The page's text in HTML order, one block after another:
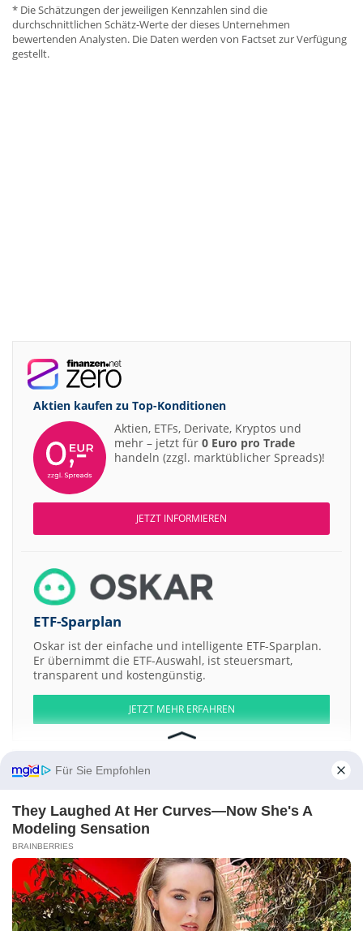
* Die Schätzungen der jeweiligen Kennzahlen sind die
durchschnittlichen Schätz-Werte der dieses Unternehmen
bewertenden Analysten. Die Daten werden von Factset zur Verfügung
gestellt.
Aktien kaufen zu Top-Konditionen
Aktien, ETFs, Derivate, Kryptos und
mehr – jetzt für 0 Euro pro Trade
handeln (zzgl. marktüblicher Spreads)!
JETZT INFORMIEREN
ETF-Sparplan
Oskar ist der einfache und intelligente ETF-Sparplan.
Er übernimmt die ETF-Auswahl, ist steuersmart,
transparent und kostengünstig.
JETZT MEHR ERFAHREN
Aktien ATX DAX EuroStoxx 50 Dow Jones NASDAQ 100 Nikkei 225
S&P 500
Seaport Calibre Materials Acquisition a Delimobil New Century
Resources CBL & Associates Properties Healthcare Solutions
Management Group
Kontakt-Impressum-Werbung-Barrierefreiheit
Für Sie Empfohlen
They Laughed At Her Curves—Now She's A
Modeling Sensation
BRAINBERRIES